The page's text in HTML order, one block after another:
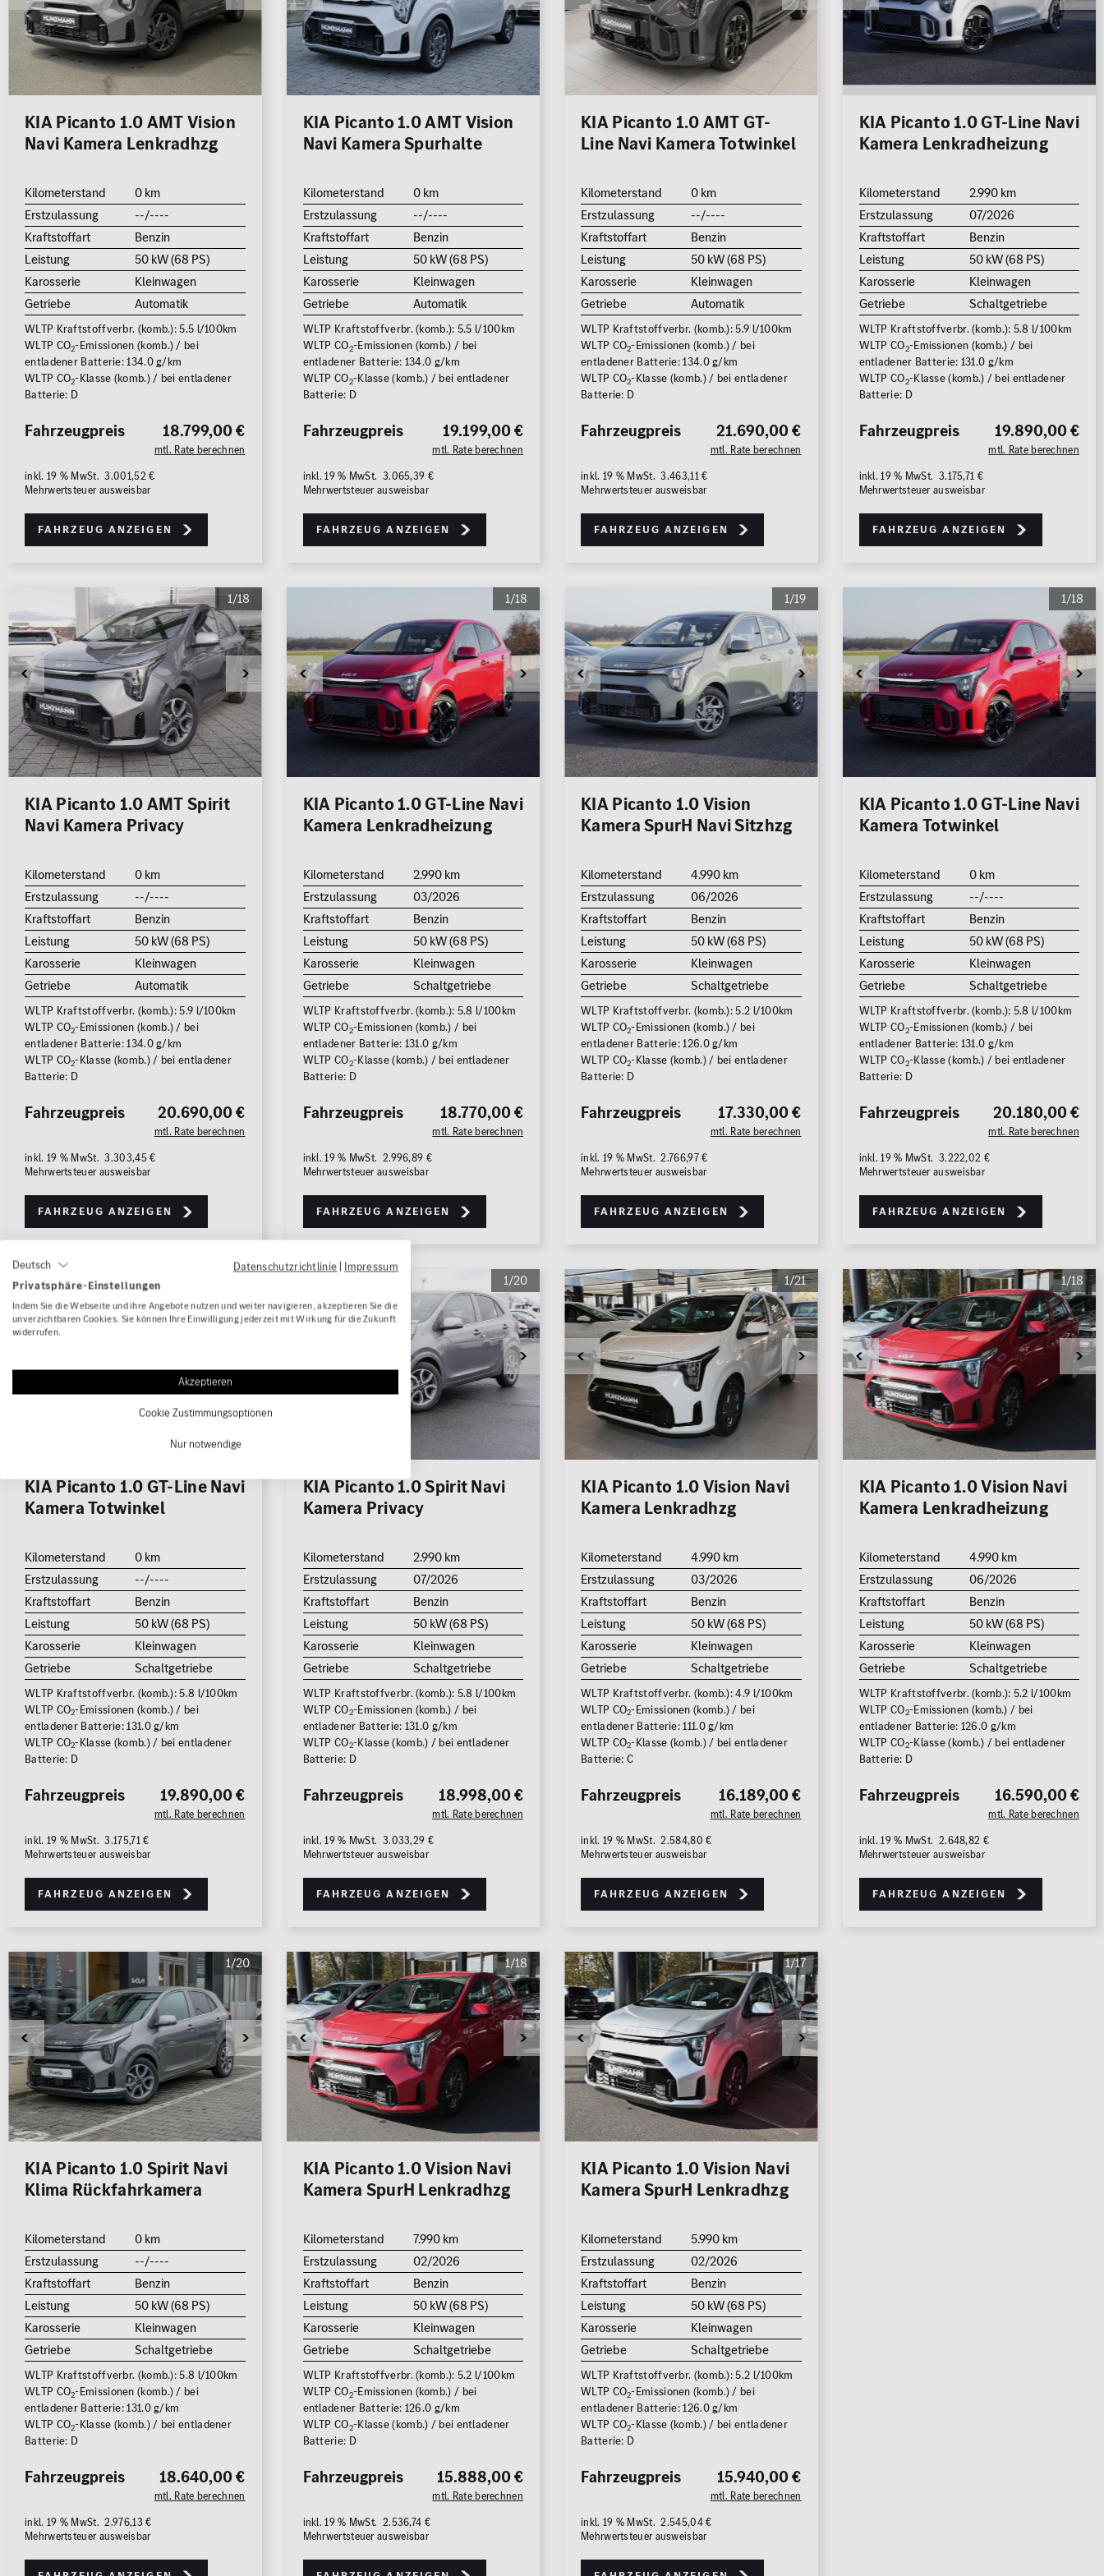
Limousine
Cabrio /
Roadster
Kombi
Coupé Van / Kleinbus
Geländewagen /
Kleinwagen
Kraftstoff
ALLE
Schadstoffklasse
ALLE
0 km
250.000
km
Reichweite (elektrisch)
0 km
Leistung (PS)
Preis
0 € 500.000 €
MwSt. ausweisbar
FAHRZEUGE ANZEIGEN
Zurücksetzen
Rückfahrkamera
Schiebedach
Sitzheizung
Standheizung
Sonstige
Junge Sterne Qualitätssiegel
MB Rent Fahrzeug
15FAHRZEUGE ANZEIGEN
Zurücksetzen
KIA Picanto 1.0 AMT Vision
Navi Kamera Lenkradhzg
Kilometerstand
0 km
Erstzulassung
--/----
Kraftstoffart
Benzin
Leistung
50 kW (68 PS)
Karosserie
Kleinwagen
Getriebe
Automatik
WLTP Kraftstoffverbr. (komb.): 5.5 l/100km
WLTP CO2-Emissionen (komb.) / bei
entladener Batterie: 134.0 g/km
WLTP CO2-Klasse (komb.) / bei entladener
Batterie: D
18.799,00 €
mtl. Rate berechnen
Fahrzeugpreis
inkl. 19 % MwSt. 3.001,52 €
Mehrwertsteuer ausweisbar
Fahrzeug anzeigen
KIA Picanto 1.0 AMT Vision
Navi Kamera Spurhalte
Kilometerstand
0 km
Erstzulassung
--/----
Kraftstoffart
Benzin
Leistung
50 kW (68 PS)
Karosserie
Kleinwagen
Getriebe
Automatik
WLTP Kraftstoffverbr. (komb.): 5.5 l/100km
WLTP CO2-Emissionen (komb.) / bei
entladener Batterie: 134.0 g/km
WLTP CO2-Klasse (komb.) / bei entladener
Batterie: D
19.199,00 €
mtl. Rate berechnen
Fahrzeugpreis
inkl. 19 % MwSt. 3.065,39 €
Mehrwertsteuer ausweisbar
Fahrzeug anzeigen
KIA Picanto 1.0 AMT GT-
Line Navi Kamera Totwinkel
Kilometerstand
0 km
Erstzulassung
--/----
Kraftstoffart
Benzin
Leistung
50 kW (68 PS)
Karosserie
Kleinwagen
Getriebe
Automatik
WLTP Kraftstoffverbr. (komb.): 5.9 l/100km
WLTP CO2-Emissionen (komb.) / bei
entladener Batterie: 134.0 g/km
WLTP CO2-Klasse (komb.) / bei entladener
Batterie: D
21.690,00 €
mtl. Rate berechnen
Fahrzeugpreis
inkl. 19 % MwSt. 3.463,11 €
Mehrwertsteuer ausweisbar
Fahrzeug anzeigen
KIA Picanto 1.0 GT-Line Navi
Kamera Lenkradheizung
Kilometerstand
2.990 km
Erstzulassung
07/2026
Kraftstoffart
Benzin
Leistung
50 kW (68 PS)
Karosserie
Kleinwagen
Getriebe
Schaltgetriebe
WLTP Kraftstoffverbr. (komb.): 5.8 l/100km
WLTP CO2-Emissionen (komb.) / bei
entladener Batterie: 131.0 g/km
WLTP CO2-Klasse (komb.) / bei entladener
Batterie: D
19.890,00 €
mtl. Rate berechnen
Fahrzeugpreis
inkl. 19 % MwSt. 3.175,71 €
Mehrwertsteuer ausweisbar
Fahrzeug anzeigen
1/18
KIA Picanto 1.0 AMT Spirit
Navi Kamera Privacy
Kilometerstand
0 km
Erstzulassung
--/----
Kraftstoffart
Benzin
Leistung
50 kW (68 PS)
Karosserie
Kleinwagen
Getriebe
Automatik
WLTP Kraftstoffverbr. (komb.): 5.9 l/100km
WLTP CO2-Emissionen (komb.) / bei
entladener Batterie: 134.0 g/km
WLTP CO2-Klasse (komb.) / bei entladener
Batterie: D
20.690,00 €
mtl. Rate berechnen
Fahrzeugpreis
inkl. 19 % MwSt. 3.303,45 €
Mehrwertsteuer ausweisbar
Fahrzeug anzeigen
1/18
KIA Picanto 1.0 GT-Line Navi
Kamera Lenkradheizung
Kilometerstand
2.990 km
Erstzulassung
03/2026
Kraftstoffart
Benzin
Leistung
50 kW (68 PS)
Karosserie
Kleinwagen
Getriebe
Schaltgetriebe
WLTP Kraftstoffverbr. (komb.): 5.8 l/100km
WLTP CO2-Emissionen (komb.) / bei
entladener Batterie: 131.0 g/km
WLTP CO2-Klasse (komb.) / bei entladener
Batterie: D
18.770,00 €
mtl. Rate berechnen
Fahrzeugpreis
inkl. 19 % MwSt. 2.996,89 €
Mehrwertsteuer ausweisbar
Fahrzeug anzeigen
1/19
KIA Picanto 1.0 Vision
Kamera SpurH Navi Sitzhzg
Kilometerstand
4.990 km
Erstzulassung
06/2026
Kraftstoffart
Benzin
Leistung
50 kW (68 PS)
Karosserie
Kleinwagen
Getriebe
Schaltgetriebe
WLTP Kraftstoffverbr. (komb.): 5.2 l/100km
WLTP CO2-Emissionen (komb.) / bei
entladener Batterie: 126.0 g/km
WLTP CO2-Klasse (komb.) / bei entladener
Batterie: D
17.330,00 €
mtl. Rate berechnen
Fahrzeugpreis
inkl. 19 % MwSt. 2.766,97 €
Mehrwertsteuer ausweisbar
Fahrzeug anzeigen
1/18
KIA Picanto 1.0 GT-Line Navi
Kamera Totwinkel
Kilometerstand
0 km
Erstzulassung
--/----
Kraftstoffart
Benzin
Leistung
50 kW (68 PS)
Karosserie
Kleinwagen
Getriebe
Schaltgetriebe
WLTP Kraftstoffverbr. (komb.): 5.8 l/100km
WLTP CO2-Emissionen (komb.) / bei
entladener Batterie: 131.0 g/km
WLTP CO2-Klasse (komb.) / bei entladener
Batterie: D
20.180,00 €
mtl. Rate berechnen
Fahrzeugpreis
inkl. 19 % MwSt. 3.222,02 €
Mehrwertsteuer ausweisbar
Fahrzeug anzeigen
KIA Picanto 1.0 GT-Line Navi
Kamera Totwinkel
Kilometerstand
0 km
Erstzulassung
--/----
Kraftstoffart
Benzin
Leistung
50 kW (68 PS)
Karosserie
Kleinwagen
Getriebe
Schaltgetriebe
WLTP Kraftstoffverbr. (komb.): 5.8 l/100km
WLTP CO2-Emissionen (komb.) / bei
entladener Batterie: 131.0 g/km
WLTP CO2-Klasse (komb.) / bei entladener
Batterie: D
19.890,00 €
mtl. Rate berechnen
Fahrzeugpreis
inkl. 19 % MwSt. 3.175,71 €
Mehrwertsteuer ausweisbar
Fahrzeug anzeigen
1/20
KIA Picanto 1.0 Spirit Navi
Kamera Privacy
Kilometerstand
2.990 km
Erstzulassung
07/2026
Kraftstoffart
Benzin
Leistung
50 kW (68 PS)
Karosserie
Kleinwagen
Getriebe
Schaltgetriebe
WLTP Kraftstoffverbr. (komb.): 5.8 l/100km
WLTP CO2-Emissionen (komb.) / bei
entladener Batterie: 131.0 g/km
WLTP CO2-Klasse (komb.) / bei entladener
Batterie: D
18.998,00 €
mtl. Rate berechnen
Fahrzeugpreis
inkl. 19 % MwSt. 3.033,29 €
Mehrwertsteuer ausweisbar
Fahrzeug anzeigen
1/21
KIA Picanto 1.0 Vision Navi
Kamera Lenkradhzg
Kilometerstand
4.990 km
Erstzulassung
03/2026
Kraftstoffart
Benzin
Leistung
50 kW (68 PS)
Karosserie
Kleinwagen
Getriebe
Schaltgetriebe
WLTP Kraftstoffverbr. (komb.): 4.9 l/100km
WLTP CO2-Emissionen (komb.) / bei
entladener Batterie: 111.0 g/km
WLTP CO2-Klasse (komb.) / bei entladener
Batterie: C
16.189,00 €
mtl. Rate berechnen
Fahrzeugpreis
inkl. 19 % MwSt. 2.584,80 €
Mehrwertsteuer ausweisbar
Fahrzeug anzeigen
1/18
KIA Picanto 1.0 Vision Navi
Kamera Lenkradheizung
Kilometerstand
4.990 km
Erstzulassung
06/2026
Kraftstoffart
Benzin
Leistung
50 kW (68 PS)
Karosserie
Kleinwagen
Getriebe
Schaltgetriebe
WLTP Kraftstoffverbr. (komb.): 5.2 l/100km
WLTP CO2-Emissionen (komb.) / bei
entladener Batterie: 126.0 g/km
WLTP CO2-Klasse (komb.) / bei entladener
Batterie: D
16.590,00 €
mtl. Rate berechnen
Fahrzeugpreis
inkl. 19 % MwSt. 2.648,82 €
Mehrwertsteuer ausweisbar
Fahrzeug anzeigen
1/20
KIA Picanto 1.0 Spirit Navi
Klima Rückfahrkamera
Kilometerstand
0 km
Erstzulassung
--/----
Kraftstoffart
Benzin
Leistung
50 kW (68 PS)
Karosserie
Kleinwagen
Getriebe
Schaltgetriebe
WLTP Kraftstoffverbr. (komb.): 5.8 l/100km
WLTP CO2-Emissionen (komb.) / bei
entladener Batterie: 131.0 g/km
WLTP CO2-Klasse (komb.) / bei entladener
Batterie: D
18.640,00 €
mtl. Rate berechnen
Fahrzeugpreis
inkl. 19 % MwSt. 2.976,13 €
Mehrwertsteuer ausweisbar
1/18
KIA Picanto 1.0 Vision Navi
Kamera SpurH Lenkradhzg
Kilometerstand
7.990 km
Erstzulassung
02/2026
Kraftstoffart
Benzin
Leistung
50 kW (68 PS)
Karosserie
Kleinwagen
Getriebe
Schaltgetriebe
WLTP Kraftstoffverbr. (komb.): 5.2 l/100km
WLTP CO2-Emissionen (komb.) / bei
entladener Batterie: 126.0 g/km
WLTP CO2-Klasse (komb.) / bei entladener
Batterie: D
15.888,00 €
mtl. Rate berechnen
Fahrzeugpreis
inkl. 19 % MwSt. 2.536,74 €
Mehrwertsteuer ausweisbar
1/17
KIA Picanto 1.0 Vision Navi
Kamera SpurH Lenkradhzg
Kilometerstand
5.990 km
Erstzulassung
02/2026
Kraftstoffart
Benzin
Leistung
50 kW (68 PS)
Karosserie
Kleinwagen
Getriebe
Schaltgetriebe
WLTP Kraftstoffverbr. (komb.): 5.2 l/100km
WLTP CO2-Emissionen (komb.) / bei
entladener Batterie: 126.0 g/km
WLTP CO2-Klasse (komb.) / bei entladener
Batterie: D
15.940,00 €
mtl. Rate berechnen
Fahrzeugpreis
inkl. 19 % MwSt. 2.545,04 €
Mehrwertsteuer ausweisbar
Deutsch Datenschutzrichtlinie | Impressum
Privatsphäre-Einstellungen
Indem Sie die Webseite und ihre Angebote nutzen und weiter navigieren, akzeptieren Sie die
unverzichtbaren Cookies. Sie können Ihre Einwilligung jederzeit mit Wirkung für die Zukunft
widerrufen.
Akzeptieren
Cookie Zustimmungsoptionen
Nur notwendige